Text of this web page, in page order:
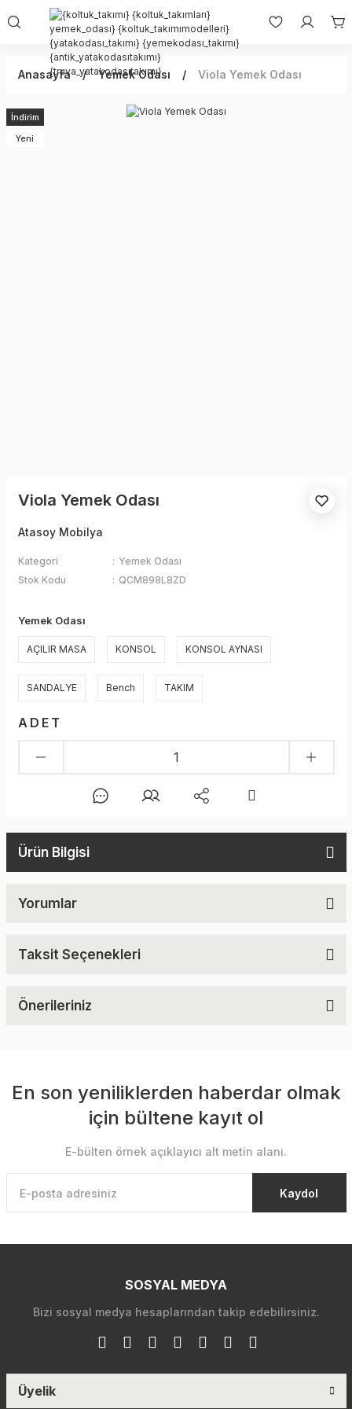
Anasayfa Yemek Odası Viola Yemek Odası
İndirim
Yeni
Viola Yemek Odası
Atasoy Mobilya
Kategori
Yemek Odası
Stok Kodu
QCM898L8ZD
Yemek Odası
AÇILIR MASA KONSOL KONSOL AYNASI
SANDALYE Bench TAKIM
ADET
Ürün Bilgisi
Yorumlar
Taksit Seçenekleri
Önerileriniz
En son yeniliklerden haberdar olmak
için bültene kayıt ol
E-bülten örnek açıklayıcı alt metin alanı.
Kaydol
SOSYAL MEDYA
Bizi sosyal medya hesaplarından takip edebilirsiniz.
Üyelik